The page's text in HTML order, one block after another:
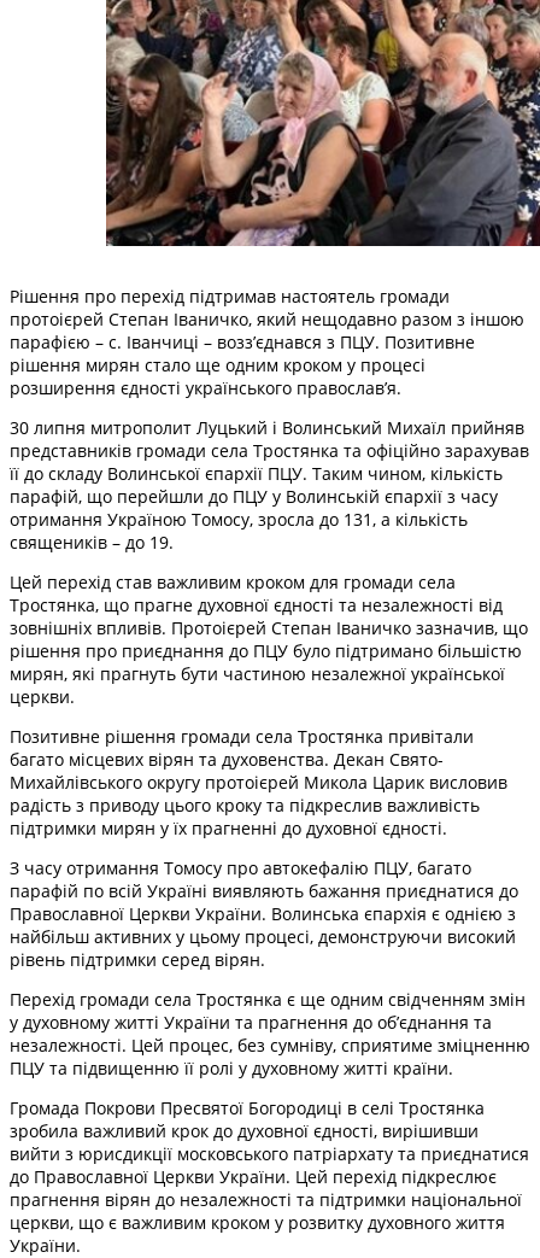
Рішення про перехід підтримав настоятель громади
протоієрей Степан Іваничко, який нещодавно разом з іншою
парафією – с. Іванчиці – возз’єднався з ПЦУ. Позитивне
рішення мирян стало ще одним кроком у процесі
розширення єдності українського православ’я.
30 липня митрополит Луцький і Волинський Михаїл прийняв
представників громади села Тростянка та офіційно зарахував
її до складу Волинської єпархії ПЦУ. Таким чином, кількість
парафій, що перейшли до ПЦУ у Волинській єпархії з часу
отримання Україною Томосу, зросла до 131, а кількість
священиків – до 19.
Цей перехід став важливим кроком для громади села
Тростянка, що прагне духовної єдності та незалежності від
зовнішніх впливів. Протоієрей Степан Іваничко зазначив, що
рішення про приєднання до ПЦУ було підтримано більшістю
мирян, які прагнуть бути частиною незалежної української
церкви.
Позитивне рішення громади села Тростянка привітали
багато місцевих вірян та духовенства. Декан Свято-
Михайлівського округу протоієрей Микола Царик висловив
радість з приводу цього кроку та підкреслив важливість
підтримки мирян у їх прагненні до духовної єдності.
З часу отримання Томосу про автокефалію ПЦУ, багато
парафій по всій Україні виявляють бажання приєднатися до
Православної Церкви України. Волинська єпархія є однією з
найбільш активних у цьому процесі, демонструючи високий
рівень підтримки серед вірян.
Перехід громади села Тростянка є ще одним свідченням змін
у духовному житті України та прагнення до об’єднання та
незалежності. Цей процес, без сумніву, сприятиме зміцненню
ПЦУ та підвищенню її ролі у духовному житті країни.
Громада Покрови Пресвятої Богородиці в селі Тростянка
зробила важливий крок до духовної єдності, вирішивши
вийти з юрисдикції московського патріархату та приєднатися
до Православної Церкви України. Цей перехід підкреслює
прагнення вірян до незалежності та підтримки національної
церкви, що є важливим кроком у розвитку духовного життя
України.